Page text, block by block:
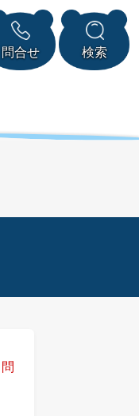
問合せ 検索